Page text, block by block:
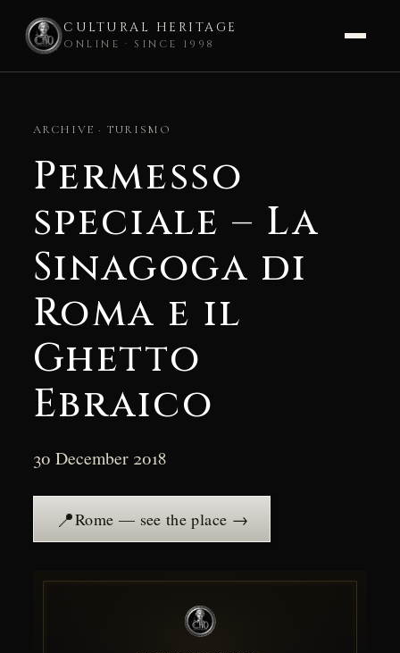
CULTURAL HERITAGE
ONLINE · SINCE 1998
contentARCHIVE · TURISMO
Permesso
speciale – La
Sinagoga di
Roma e il
Ghetto
Ebraico
30 December 2018
📍Rome — see the place →